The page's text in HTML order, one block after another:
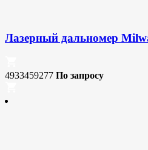
Лазерный дальномер
4933459277 По запросу